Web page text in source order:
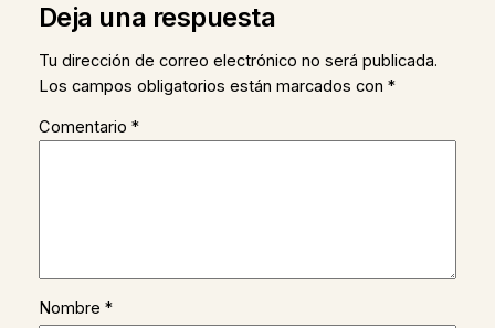
Deja una respuesta
Tu dirección de correo electrónico no será publicada.
Los campos obligatorios están marcados con *
Comentario *
Nombre *